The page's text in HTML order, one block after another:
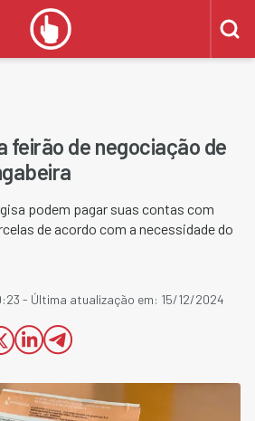
feirão de negociação de
podem pagar suas contas com
de acordo com a necessidade do
- Última atualização em: 15/12/2024